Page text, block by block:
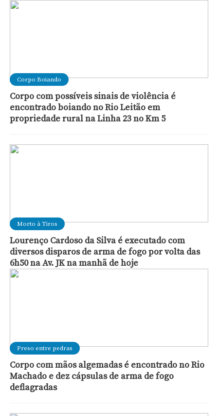
Corpo Boiando
Corpo com possíveis sinais de violência é
encontrado boiando no Rio Leitão em
propriedade rural na Linha 23 no Km 5
Morto à Tiros
Lourenço Cardoso da Silva é executado com
diversos disparos de arma de fogo por volta das
6h50 na Av. JK na manhã de hoje
Preso entre pedras
Corpo com mãos algemadas é encontrado no Rio
Machado e dez cápsulas de arma de fogo
deflagradas